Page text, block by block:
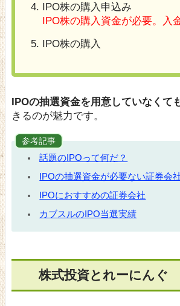
IPO株の購入申込み
IPO株の購入資金が必要。入
IPO株の購入
IPOの抽選資金を用意していなくて
きるのが魅力です。
参考記事
話題のIPOって何だ？
IPOの抽選資金が必要ない証券会
IPOにおすすめの証券会社
カブスルのIPO当選実績
株式投資とれーにんぐ